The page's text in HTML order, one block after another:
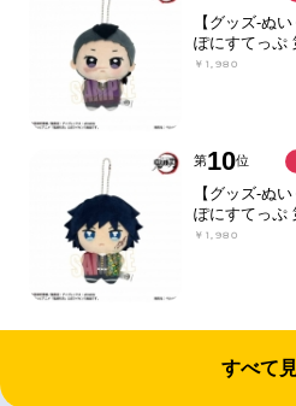
【グッズ-ぬ
ぽにすてっぷ
￥1,980
第10位
【グッズ-ぬ
ぽにすてっぷ
￥1,980
すべて